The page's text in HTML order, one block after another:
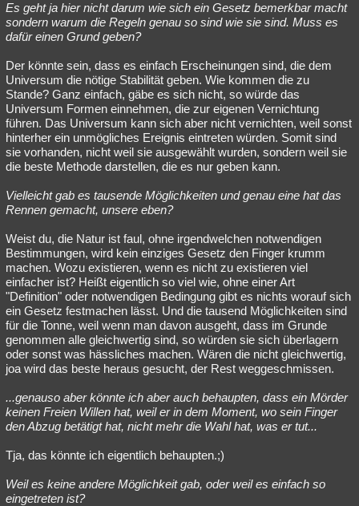
Es geht ja hier nicht darum wie sich ein Gesetz bemerkbar macht
sondern warum die Regeln genau so sind wie sie sind. Muss es
dafür einen Grund geben?
Der könnte sein, dass es einfach Erscheinungen sind, die dem
Universum die nötige Stabilität geben. Wie kommen die zu
Stande? Ganz einfach, gäbe es sich nicht, so würde das
Universum Formen einnehmen, die zur eigenen Vernichtung
führen. Das Universum kann sich aber nicht vernichten, weil sonst
hinterher ein unmögliches Ereignis eintreten würden. Somit sind
sie vorhanden, nicht weil sie ausgewählt wurden, sondern weil sie
die beste Methode darstellen, die es nur geben kann.
Vielleicht gab es tausende Möglichkeiten und genau eine hat das
Rennen gemacht, unsere eben?
Weist du, die Natur ist faul, ohne irgendwelchen notwendigen
Bestimmungen, wird kein einziges Gesetz den Finger krumm
machen. Wozu existieren, wenn es nicht zu existieren viel
einfacher ist? Heißt eigentlich so viel wie, ohne einer Art
"Definition" oder notwendigen Bedingung gibt es nichts worauf sich
ein Gesetz festmachen lässt. Und die tausend Möglichkeiten sind
für die Tonne, weil wenn man davon ausgeht, dass im Grunde
genommen alle gleichwertig sind, so würden sie sich überlagern
oder sonst was hässliches machen. Wären die nicht gleichwertig,
joa wird das beste heraus gesucht, der Rest weggeschmissen.
...genauso aber könnte ich aber auch behaupten, dass ein Mörder
keinen Freien Willen hat, weil er in dem Moment, wo sein Finger
den Abzug betätigt hat, nicht mehr die Wahl hat, was er tut...
Tja, das könnte ich eigentlich behaupten.;)
Weil es keine andere Möglichkeit gab, oder weil es einfach so
eingetreten ist?